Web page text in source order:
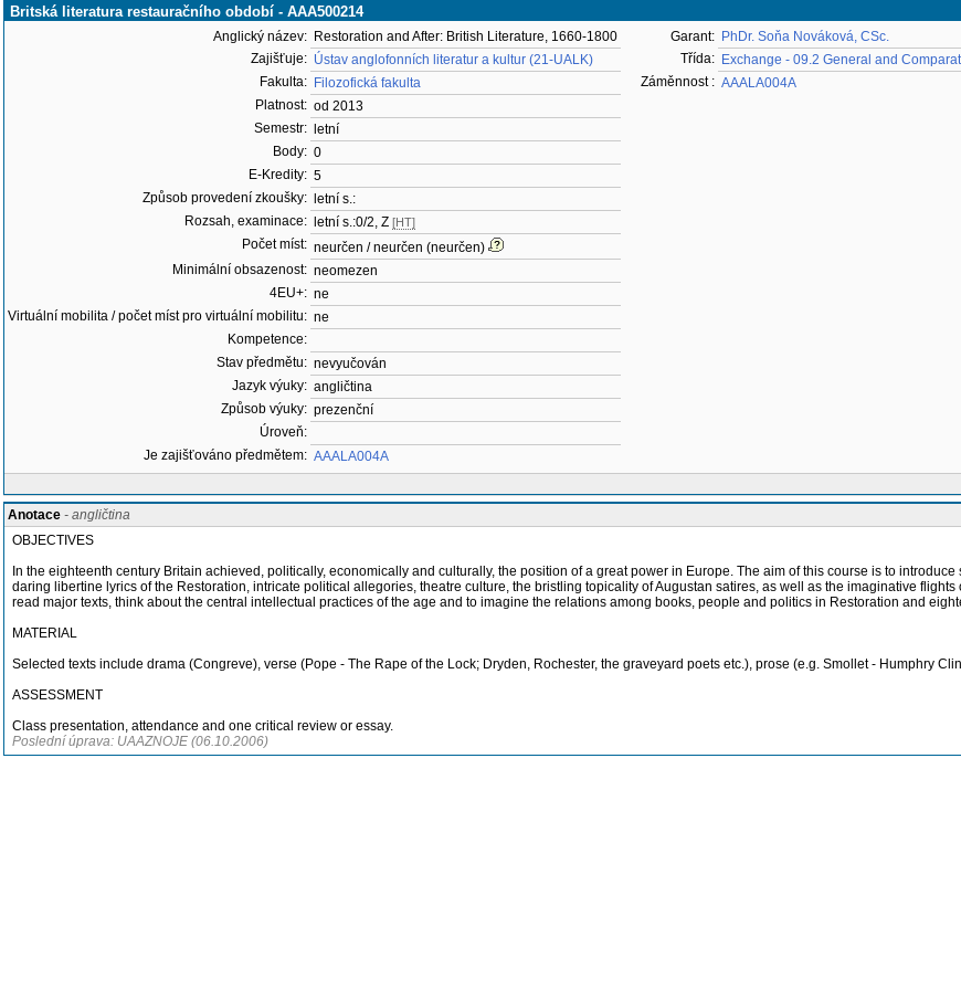
Britská literatura restauračního období - AAA500214
Anglický název: Restoration and After: British Literature, 1660-1800
Zajišťuje: Ústav anglofonních literatur a kultur (21-UALK)
Fakulta: Filozofická fakulta
Platnost: od 2013
Semestr:
letní
Body: 0
E-Kredity: 5
Způsob provedení zkoušky:
letní s.:
Rozsah, examinace:
letní s.:0/2, Z [HT]
Počet míst: neurčen / neurčen (neurčen)
Minimální obsazenost: neomezen
4EU+: ne
Virtuální mobilita / počet míst pro virtuální mobilitu: ne
Kompetence:
Stav předmětu: nevyučován
Jazyk výuky: angličtina
Způsob výuky: prezenční
Úroveň:
Je zajišťováno předmětem: AAALA004A
Garant: PhDr. Soňa Nováková, CSc.
Třída: Exchange - 09.2 General and
Záměnnost : AAALA004A
Anotace - angličtina
OBJECTIVES
In the eighteenth century Britain achieved, politically, economically and culturally, the position of a great power in Europe. The aim of this course is to
daring libertine lyrics of the Restoration, intricate political allegories, theatre culture, the bristling topicality of Augustan satires, as well as the imaginative
read major texts, think about the central intellectual practices of the age and to imagine the relations among books, people and politics in Restoration and
MATERIAL
Selected texts include drama (Congreve), verse (Pope - The Rape of the Lock; Dryden, Rochester, the graveyard poets etc.), prose (e.g. Smollet - Humphry
ASSESSMENT
Class presentation, attendance and one critical review or essay.
Poslední úprava: UAAZNOJE (06.10.2006)